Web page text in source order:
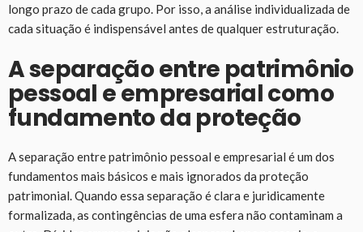
longo prazo de cada grupo. Por isso, a análise individualizada de
cada situação é indispensável antes de qualquer estruturação.
A separação entre patrimônio
pessoal e empresarial como
fundamento da proteção
A separação entre patrimônio pessoal e empresarial é um dos
fundamentos mais básicos e mais ignorados da proteção
patrimonial. Quando essa separação é clara e juridicamente
formalizada, as contingências de uma esfera não contaminam a